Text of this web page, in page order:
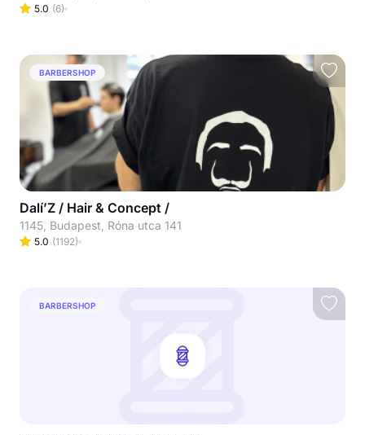
5.0 (6)
BARBERSHOP
Dalí’Z / Hair & Concept /
1145, Budapest, Róna utca 141
5.0 (1192)
BARBERSHOP